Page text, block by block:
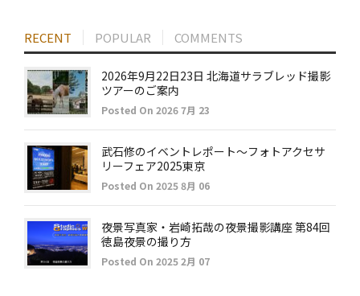
RECENT POPULAR COMMENTS
2026年9月22日23日 北海道サラブレッド撮影
ツアーのご案内
Posted On 2026 7月 23
武石修のイベントレポート～フォトアクセサ
リーフェア2025東京
Posted On 2025 8月 06
夜景写真家・岩崎拓哉の夜景撮影講座 第84回
徳島夜景の撮り方
Posted On 2025 2月 07